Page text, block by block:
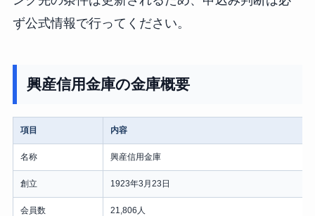
ず公式情報で行ってください。
興産信用金庫の金庫概要
項目 内容
名称 興産信用金庫
創立 1923年3月23日
会員数 21,806人